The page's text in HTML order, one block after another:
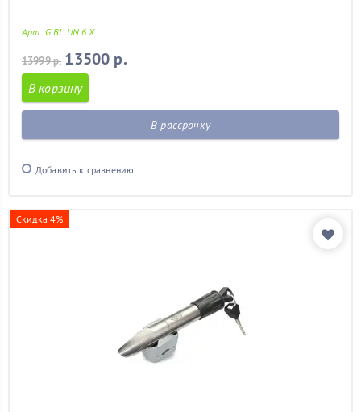
Арт. G.BL.UN.6.X
13999 р. 13500 р.
В корзину
В рассрочку
Добавить к сравнению
Скидка 4%